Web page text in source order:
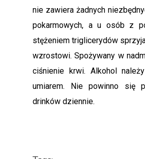
nie zawiera żadnych
pokarmowych, a u osób z
stężeniem triglicerydów
wzrostowi. Spożywany w
ciśnienie krwi. Alkohol
umiarem. Nie powinno się
drinków dziennie.